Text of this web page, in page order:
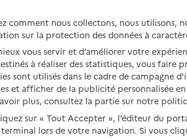
logement et
et sa
sa propre
protection
Aides financières
Solutions d'accueil temporaire
Partager son logement
Vivre à domicile avec une
maladie ou un handicap
Être hospitalisé
comment nous collectons, nous utilisons,
sur la protection des données à
vous servir et d’améliorer votre
à réaliser des statistiques, vous
sont utilisés dans le cadre de campagne
et afficher de la publicité personnalisée
plus, consultez la partie sur notre
sur « Tout Accepter », l’éditeur du
lors de votre navigation. Si vous